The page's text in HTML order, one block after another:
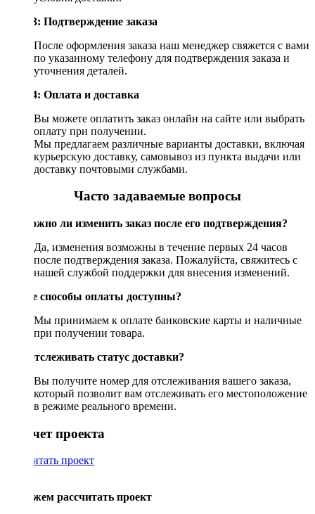
Шаг 3: Подтверждение заказа
После оформления заказа наш менеджер свяжется с вами
по указанному телефону для подтверждения заказа и
уточнения деталей.
Шаг 4: Оплата и доставка
Вы можете оплатить заказ онлайн на сайте или выбрать
оплату при получении.
Мы предлагаем различные варианты доставки, включая
курьерскую доставку, самовывоз из пункта выдачи или
доставку почтовыми службами.
Часто задаваемые вопросы
Возможно ли изменить заказ после его подтверждения?
Да, изменения возможны в течение первых 24 часов
после подтверждения заказа. Пожалуйста, свяжитесь с
нашей службой поддержки для внесения изменений.
Какие способы оплаты доступны?
Мы принимаем к оплате банковские карты и наличные
при получении товара.
Как отслеживать статус доставки?
Вы получите номер для отслеживания вашего заказа,
который позволит вам отслеживать его местоположение
в режиме реального времени.
Рассчет проекта
Рассчитать проект
Поможем рассчитать проект